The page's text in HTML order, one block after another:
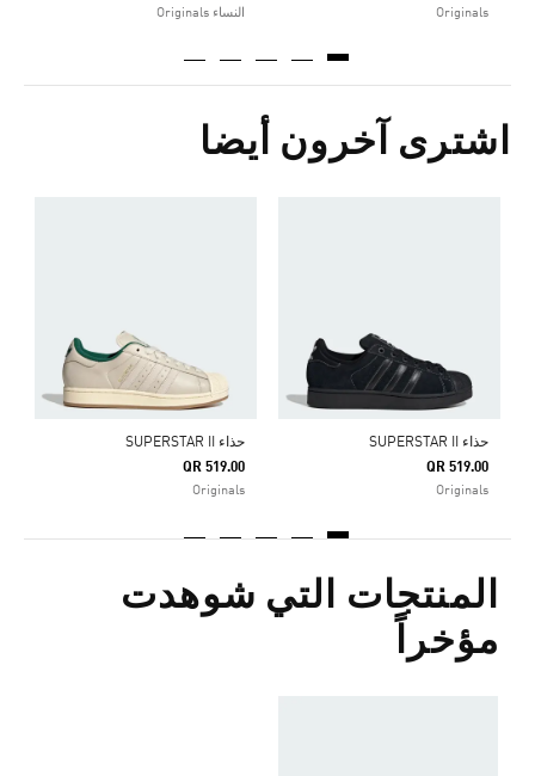
Originals النساء Originals
اشترى آخرون أيضا
حذاء SUPERSTAR II
QR 519.00
Originals
حذاء SUPERSTAR II
QR 519.00
Originals
المنتجات التي شوهدت
مؤخراً